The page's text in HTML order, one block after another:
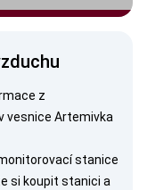
z
vesnice Artemivka
stanice
si koupit stanici a